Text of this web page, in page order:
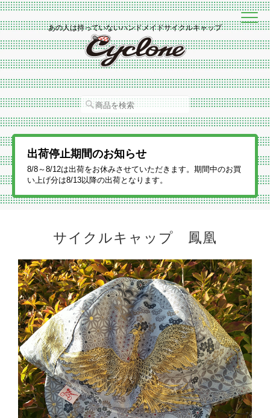
あの人は持っていないハンドメイドサイクルキャップ
出荷停止期間のお知らせ
8/8～8/12は出荷をお休みさせていただきます。期間中のお買
い上げ分は8/13以降の出荷となります。
サイクルキャップ 鳳凰